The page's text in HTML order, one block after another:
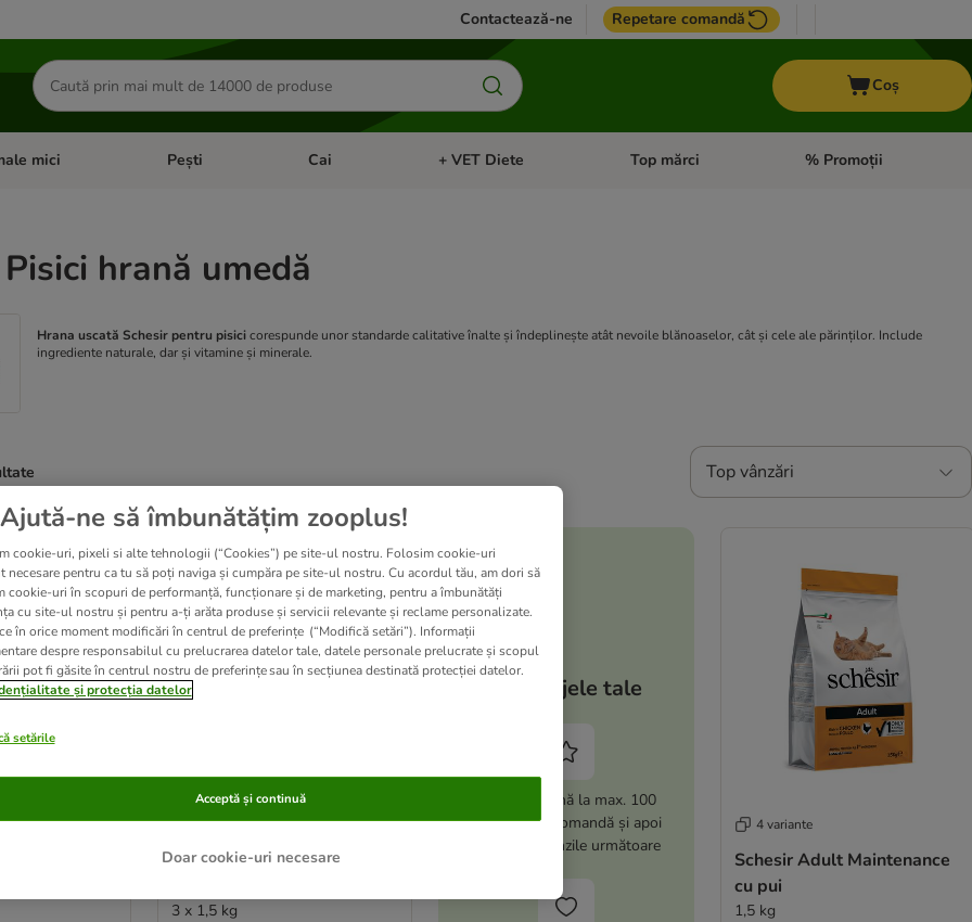
Contactează-ne Repetare comandă
Căutare
produse
Coș
Pisicimeniul cu categorii: Păsări
mici Deschideți meniul cu categorii: Animale mici
Pești Deschideți meniul cu categorii: Pești
Cai Deschideți meniul cu categorii: Cai
+ VET Diete Deschideți meniul cu categorii: + VET Diete
Top mărci Deschideți meniul cu
% Promoții
hrană umedă
Hrana uscată Schesir pentru pisicicorespunde unor standarde calitative înalte și îndeplinește atât nevoile blănoaselor, cât și cele ale părinților. Include
ingrediente naturale, dar și vitamine și minerale.
Top vânzări
been changed
& Light
2 variante
Schesir Sterilized & Light
3 x 1,5 kg
Avantajele tale
Ai -15% (până la max. 100
lei) la prima comandă și apoi
-5% la comenzile următoare
4 variante
Schesir Adult Maintenance
cu pui
1,5 kg
Ajută-ne să îmbunătățim zooplus!
cookie-uri, pixeli si alte tehnologii (“Cookies”) pe site-ul nostru. Folosim cookie-uri
necesare pentru ca tu să poți naviga și cumpăra pe site-ul nostru. Cu acordul tău, am dori să
cookie-uri în scopuri de performanță, funcționare și de marketing, pentru a îmbunătăți
cu site-ul nostru și pentru a-ți arăta produse și servicii relevante și reclame personalizate.
în orice moment modificări în centrul de preferințe (“Modifică setări”). Informații
despre responsabilul cu prelucrarea datelor tale, datele personale prelucrate și scopul
pot fi găsite în centrul nostru de preferințe sau în secțiunea destinată protecției datelor.
și protecția datelor
setările
Doar cookie-uri necesare
Acceptă și continuă